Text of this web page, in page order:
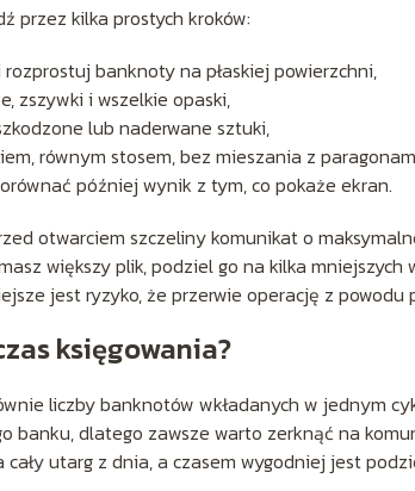
przez kilka prostych kroków:
banknoty na płaskiej powierzchni,
zszywki i wszelkie opaski,
lub naderwane sztuki,
równym stosem, bez mieszania z
później wynik z tym, co pokaże ekran.
otwarciem szczeliny komunikat o
większy plik, podziel go na kilka mniejszych
jest ryzyko, że przerwie operację z powodu
księgowania?
liczby banknotów wkładanych w jednym
banku, dlatego zawsze warto zerknąć na
cały utarg z dnia, a czasem wygodniej jest